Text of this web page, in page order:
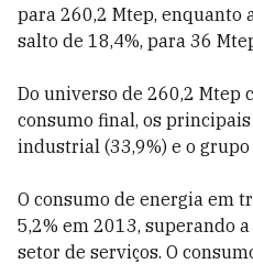
para 260,2 Mtep, enquanto
salto de 18,4%, para 36
Do universo de 260,2 Mtep
consumo final, os
industrial (33,9%) e o
O consumo de energia em
5,2% em 2013, superando
setor de serviços. O